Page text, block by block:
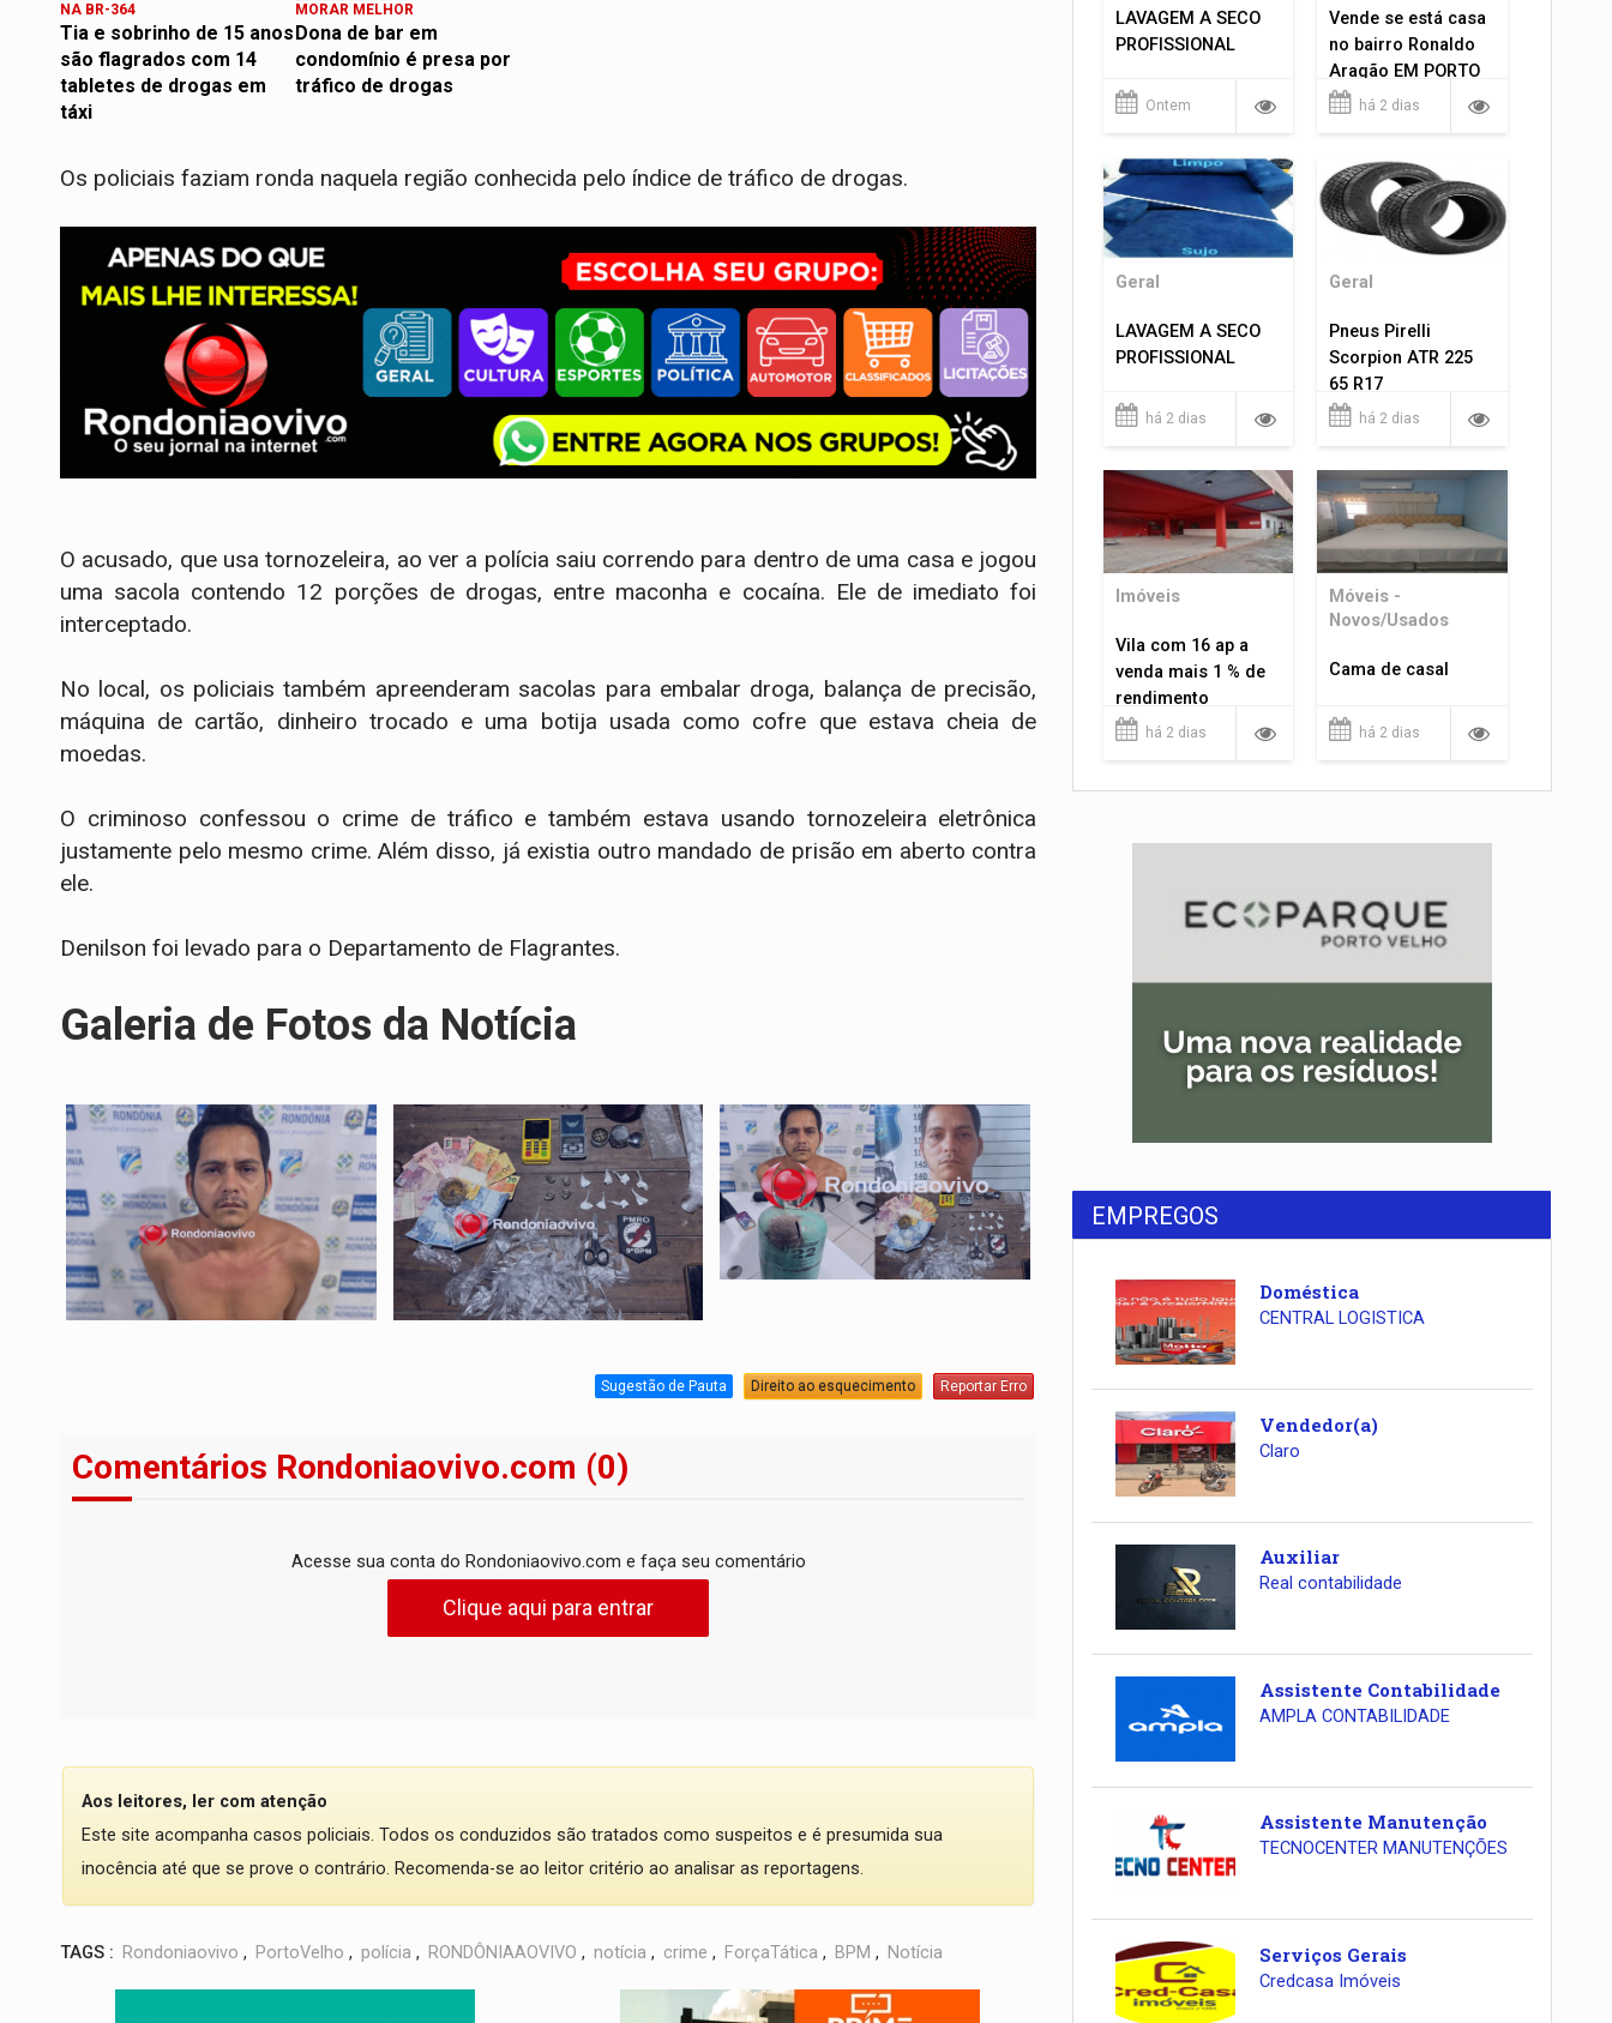
NA BR-364
Tia e sobrinho de 15 anos
são flagrados com 14
tabletes de drogas em
táxi
MORAR MELHOR
Dona de bar em
condomínio é presa por
tráfico de drogas
Os policiais faziam ronda naquela região conhecida pelo índice de tráfico de drogas.
O acusado, que usa tornozeleira, ao ver a polícia saiu correndo para dentro de uma casa e jogou
uma sacola contendo 12 porções de drogas, entre maconha e cocaína. Ele de imediato foi
interceptado.
No local, os policiais também apreenderam sacolas para embalar droga, balança de precisão,
máquina de cartão, dinheiro trocado e uma botija usada como cofre que estava cheia de
moedas.
O criminoso confessou o crime de tráfico e também estava usando tornozeleira eletrônica
justamente pelo mesmo crime. Além disso, já existia outro mandado de prisão em aberto contra
ele.
Denilson foi levado para o Departamento de Flagrantes.
Galeria de Fotos da Notícia
Sugestão de Pauta Direito ao esquecimento Reportar Erro
Comentários Rondoniaovivo.com (0)
Acesse sua conta do Rondoniaovivo.com e faça seu comentário
Clique aqui para entrar
Aos leitores, ler com atenção
Este site acompanha casos policiais. Todos os conduzidos são tratados como suspeitos e é presumida sua
inocência até que se prove o contrário. Recomenda-se ao leitor critério ao analisar as reportagens.
TAGS : Rondoniaovivo , PortoVelho , polícia , RONDÔNIAAOVIVO , notícia , crime , ForçaTática , BPM , Notícia
LAVAGEM A SECO
PROFISSIONAL
Ontem
Vende se está casa
no bairro Ronaldo
Aragão EM PORTO
VELHO RO.
há 2 dias
Geral
LAVAGEM A SECO
PROFISSIONAL
há 2 dias
Geral
Pneus Pirelli
Scorpion ATR 225
65 R17
há 2 dias
Imóveis
Vila com 16 ap a
venda mais 1 % de
rendimento
há 2 dias
Móveis -
Novos/Usados
Cama de casal
há 2 dias
EMPREGOS
Doméstica
CENTRAL LOGISTICA
Vendedor(a)
Claro
Auxiliar
Real contabilidade
Assistente Contabilidade
AMPLA CONTABILIDADE
Assistente Manutenção
TECNOCENTER MANUTENÇÕES
Serviços Gerais
Credcasa Imóveis